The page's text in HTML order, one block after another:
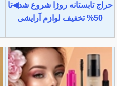
حراج تابستانه روژا شروع شد◀تا
50% تخفیف لوازم آرایشی